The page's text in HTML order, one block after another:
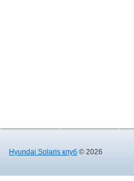
Hyundai Solaris клуб © 2026